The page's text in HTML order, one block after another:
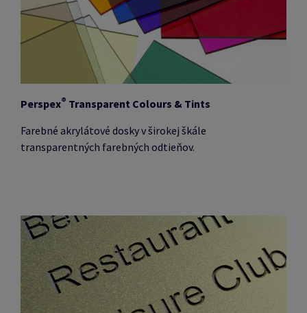
Perspex® Transparent Colours & Tints
Farebné akrylátové dosky v širokej škále
transparentných farebných odtieňov.